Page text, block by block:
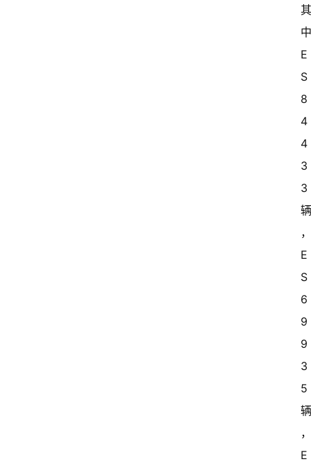
E
S
8
4
4
3
3
E
S
6
9
9
3
5
E